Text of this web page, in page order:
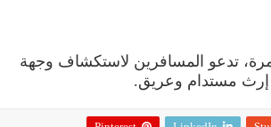
تدعو المسافرين لاستكشاف وجهة
إرث مستدام وعريق.